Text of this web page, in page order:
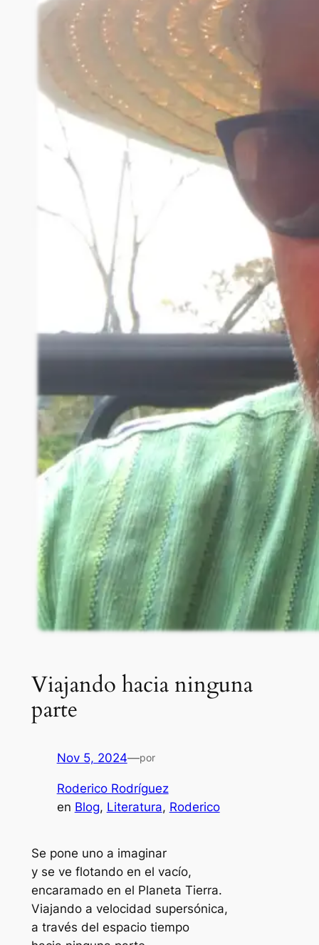
Viajando hacia ninguna
parte
Nov 5, 2024—por
Roderico Rodríguez
en Blog, Literatura, Roderico
Se pone uno a imaginar
y se ve flotando en el vacío,
encaramado en el Planeta Tierra.
Viajando a velocidad supersónica,
a través del espacio tiempo